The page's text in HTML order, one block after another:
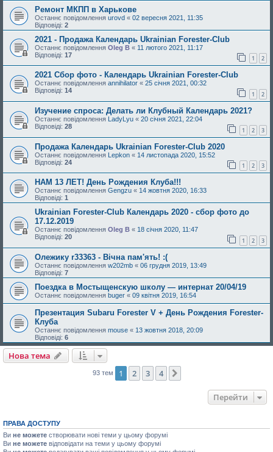
Ремонт МКПП в Харькове
Останнє повідомлення urovd « 02 вересня 2021, 11:35
Відповіді: 2
2021 - Продажа Календарь Ukrainian Forester-Club
Останнє повідомлення Oleg B « 11 лютого 2021, 11:17
Відповіді: 17 1 2
2021 Сбор фото - Календарь Ukrainian Forester-Club
Останнє повідомлення annihilator « 25 січня 2021, 00:32
Відповіді: 14 1 2
Изучение спроса: Делать ли Клубный Календарь 2021?
Останнє повідомлення LadyLyu « 20 січня 2021, 22:04
Відповіді: 28 1 2 3
Продажа Календарь Ukrainian Forester-Club 2020
Останнє повідомлення Lepkon « 14 листопада 2020, 15:52
Відповіді: 24 1 2 3
НАМ 13 ЛЕТ! День Рождения Клуба!!!
Останнє повідомлення Gengzu « 14 жовтня 2020, 16:33
Відповіді: 1
Ukrainian Forester-Club Календарь 2020 - сбор фото до
17.12.2019
Останнє повідомлення Oleg B « 18 січня 2020, 11:47
Відповіді: 20 1 2 3
Олежику r33363 - Вічна пам'ять! :(
Останнє повідомлення w202mb « 06 грудня 2019, 13:49
Відповіді: 7
Поездка в Мостыщенскую школу — интернат 20/04/19
Останнє повідомлення buger « 09 квітня 2019, 16:54
Презентация Subaru Forester V + День Рождения Forester-
Клуба
Останнє повідомлення mouse « 13 жовтня 2018, 20:09
Відповіді: 6
Нова тема
93 тем 1 2 3 4
Перейти
ПРАВА ДОСТУПУ
Ви не можете створювати нові теми у цьому форумі
Ви не можете відповідати на теми у цьому форумі